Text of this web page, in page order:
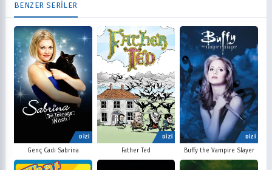
BENZER SERİLER
DİZİ
Genç Cadı Sabrina
DİZİ
Father Ted
DİZİ
Buffy the Vampire Slayer